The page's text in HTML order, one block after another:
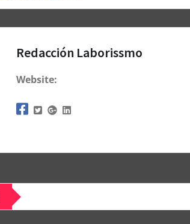
Redacción Laborissmo
Website: